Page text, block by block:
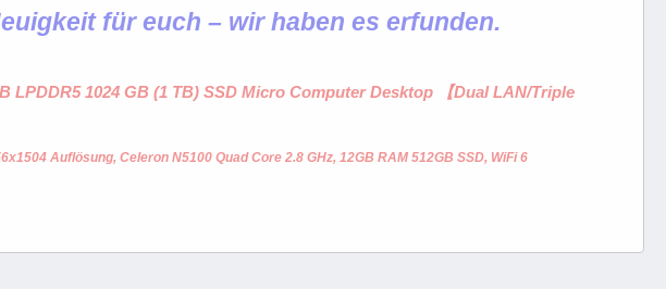
für euch – wir haben es erfunden.
LPDDR5 1024 GB (1 TB) SSD Micro Computer Desktop 【Dual LAN/Triple
Auflösung, Celeron N5100 Quad Core 2.8 GHz, 12GB RAM 512GB SSD, WiFi 6